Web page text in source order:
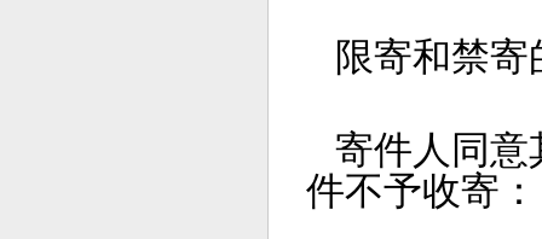
限寄和禁寄
寄件人同意
件不予收寄：